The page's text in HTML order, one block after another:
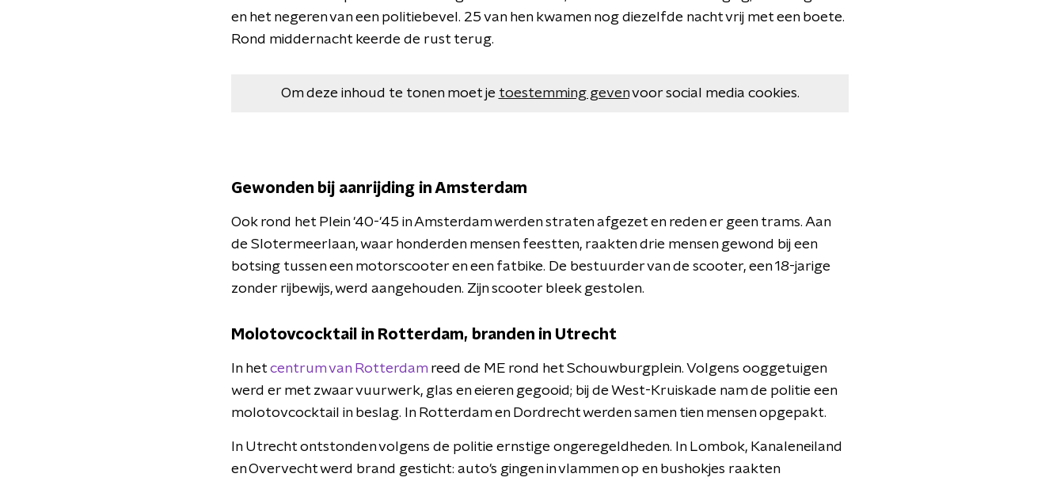
en het negeren van een politiebevel. 25 van hen kwamen nog diezelfde nacht vrij met een boete.
Rond middernacht keerde de rust terug.
Om deze inhoud te tonen moet je toestemming gevenvoor social media cookies.
Gewonden bij aanrijding in Amsterdam
Ook rond het Plein '40-'45 in Amsterdam werden straten afgezet en reden er geen trams. Aan
de Slotermeerlaan, waar honderden mensen feestten, raakten drie mensen gewond bij een
botsing tussen een motorscooter en een fatbike. De bestuurder van de scooter, een 18-jarige
zonder rijbewijs, werd aangehouden. Zijn scooter bleek gestolen.
Molotovcocktail in Rotterdam, branden in Utrecht
In het centrum van Rotterdam reed de ME rond het Schouwburgplein. Volgens ooggetuigen
werd er met zwaar vuurwerk, glas en eieren gegooid; bij de West-Kruiskade nam de politie een
molotovcocktail in beslag. In Rotterdam en Dordrecht werden samen tien mensen opgepakt.
In Utrecht ontstonden volgens de politie ernstige ongeregeldheden. In Lombok, Kanaleneiland
en Overvecht werd brand gesticht: auto's gingen in vlammen op en bushokjes raakten